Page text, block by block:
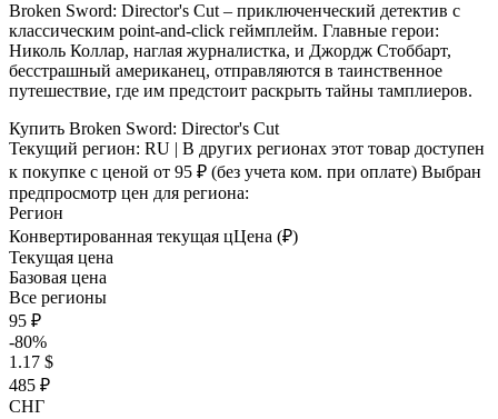
Broken Sword: Director's Cut – приключенческий детектив с
классическим point-and-click геймплейм. Главные герои:
Николь Коллар, наглая журналистка, и Джордж Стоббарт,
бесстрашный американец, отправляются в таинственное
путешествие, где им предстоит раскрыть тайны тамплиеров.
Купить Broken Sword: Director's Cut
Текущий регион: RU | В других регионах этот товар доступен
к покупке с ценой от 95 ₽ (без учета ком. при оплате) Выбран
предпросмотр цен для региона:
Регион
Конвертированная текущая цЦена (₽)
Текущая цена
Базовая цена
Все регионы
95 ₽
-80%
1.17 $
485 ₽
СНГ